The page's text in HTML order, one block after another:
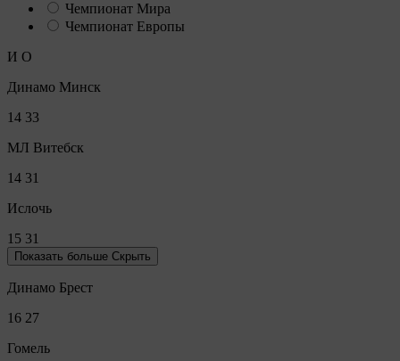
Чемпионат Мира
Чемпионат Европы
И О
Динамо Минск
14 33
МЛ Витебск
14 31
Ислочь
15 31
Показать больше Скрыть
Динамо Брест
16 27
Гомель